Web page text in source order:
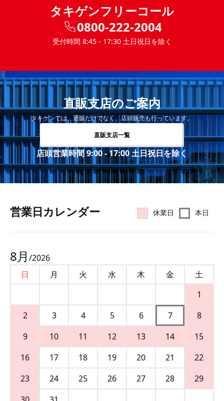
タキゲンフリーコール
0800-222-2004
受付時間 8:45 - 17:30 土日祝日を除く
直販支店のご案内
タキゲンでは、通販だけでなく、店頭販売も行っています。
直販支店一覧
店頭営業時間 9:00 - 17:00 土日祝日を除く
営業⽇カレンダー 休業日 本日
8月 /2026
日
月 火 水 木 金
土
1
2
3 4 5 6 7
8
9
10 11 12 13 14
15
16
17 18 19 20 21
22
23
24 25 26 27 28
29